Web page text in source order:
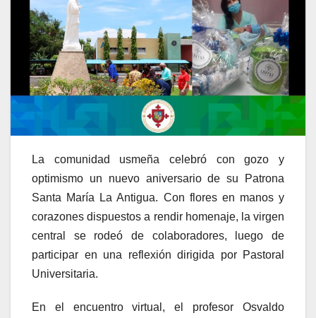
La comunidad usmeña celebró con gozo y
optimismo un nuevo aniversario de su Patrona
Santa María La Antigua. Con flores en manos y
corazones dispuestos a rendir homenaje, la virgen
central se rodeó de colaboradores, luego de
participar en una reflexión dirigida por Pastoral
Universitaria.
En el encuentro virtual, el profesor Osvaldo